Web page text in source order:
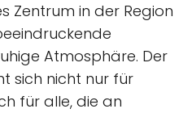
Zentrum in der Region
Atmosphäre. Der
sich nicht nur für
für alle, die an